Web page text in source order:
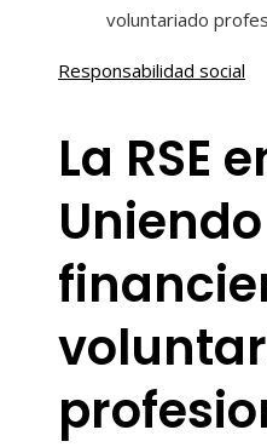
voluntariado
Responsabilidad social
La RSE